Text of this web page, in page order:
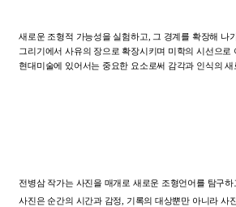
새로운 조형적 가능성을 실험하고 그 경계를 확장해 나
그리기에서 사유의 장으로 확장시키며 미학의 시선으로
현대미술에
있어서는 중요한 요소로써 감각과 인식의 새
전병삼 작가는 사진을 매개로 새로운 조형언어를 탐구하
사진은 순간의 시간과 감정 기록의 대상뿐만 아니라 사